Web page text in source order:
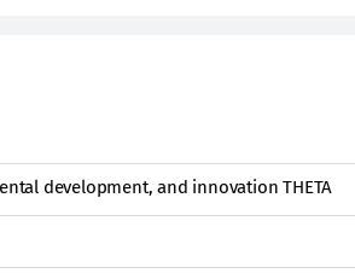
development, and innovation THETA